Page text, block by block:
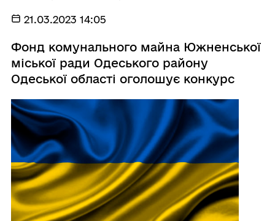
21.03.2023 14:05
Фонд комунального майна Южненської
міської ради Одеського району
Одеської області оголошує конкурс